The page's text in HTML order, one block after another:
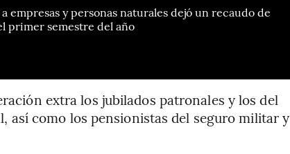
empresas y personas naturales dejó un recaudo de
primer semestre del año
extra los jubilados patronales y los del
así como los pensionistas del seguro militar y